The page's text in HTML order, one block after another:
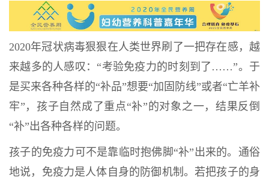
2020年冠状病毒狠狠在人类世界刷了一把存在感，越
来越多的人感叹： “考验免疫力的时刻到了 ……”。于
是买来各种各样的“补品”想要“加固防线”或者“亡羊补
牢” ，孩子自然成了重点“补” 的对象之一，结果反倒
“补”出各种各样的问题。
孩子的免疫力可不是靠临时抱佛脚“补” 出来的。通俗
地说，免疫力是人体自身的防御机制。若把孩子的身